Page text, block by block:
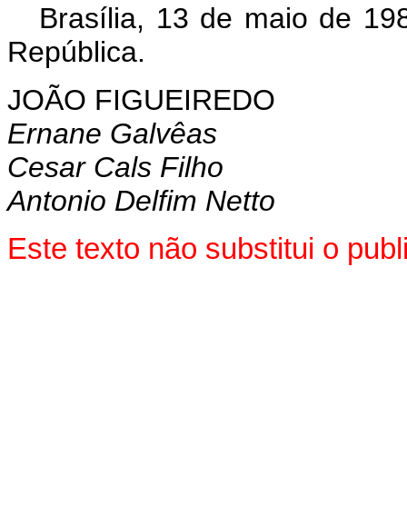
Brasília, 13 de maio de
República.
JOÃO FIGUEIREDO
Ernane Galvêas
Cesar Cals Filho
Antonio Delfim Netto
Este texto não substitui o